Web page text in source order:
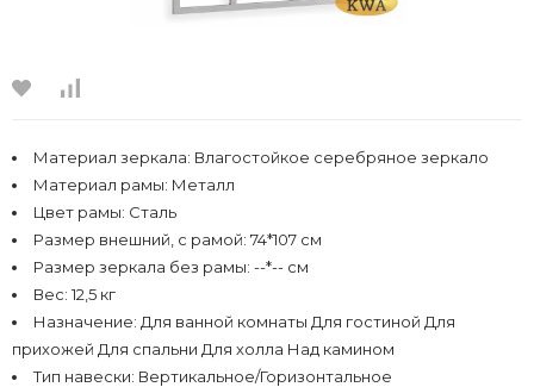
Материал зеркала: Влагостойкое серебряное зеркало
Материал рамы: Металл
Цвет рамы: Сталь
Размер внешний, с рамой: 74*107 см
Размер зеркала без рамы: --*-- см
Вес: 12,5 кг
Назначение: Для ванной комнаты Для гостиной Для
прихожей Для спальни Для холла Над камином
Тип навески: Вертикальное/Горизонтальное